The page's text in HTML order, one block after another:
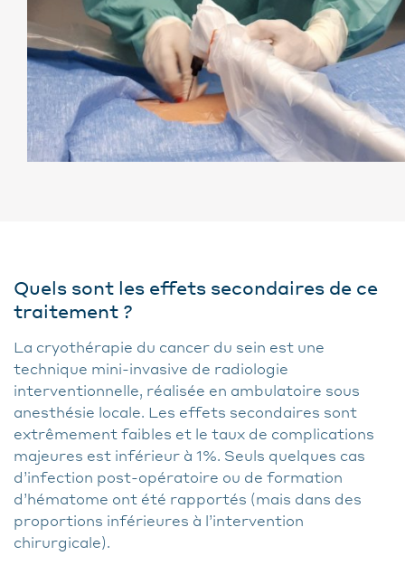
Quels sont les effets secondaires de ce
traitement ?
La cryothérapie du cancer du sein est une
technique mini-invasive de radiologie
interventionnelle, réalisée en ambulatoire sous
anesthésie locale. Les effets secondaires sont
extrêmement faibles et le taux de complications
majeures est inférieur à 1%. Seuls quelques cas
d’infection post-opératoire ou de formation
d’hématome ont été rapportés (mais dans des
proportions inférieures à l’intervention
chirurgicale).